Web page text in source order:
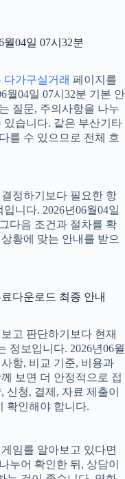
04일 07시32분
다가구실거래 페이지를
월04일 07시32분 기본 안
질문, 주의사항을 나누
있습니다. 같은 부산기타
를 수 있으므로 전체 흐
정하기보다 필요한 항
니다. 2026년06월04일
다음 조건과 절차를 확
황에 맞는 안내를 받으
다운로드 최종 안내
고 판단하기보다 현재
정보입니다. 2026년06월
항, 비교 기준, 비용과
보면 더 안정적으로 접
청, 결제, 자료 제출이
확인해야 합니다.
임를 알아보고 있다면
누어 확인한 뒤, 상담이